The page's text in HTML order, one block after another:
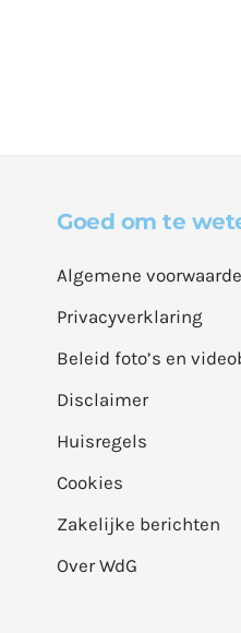
Goed om te
Algemene
Privacyverklaring
Beleid foto’s en
Disclaimer
Huisregels
Cookies
Zakelijke berichten
Over WdG